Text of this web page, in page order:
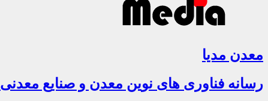
معدن مدیا
رسانه فناوری های نوین معدن و صنایع معدنی